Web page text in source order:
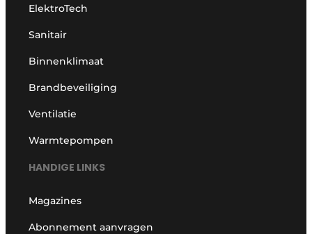
ElektroTech
Sanitair
Binnenklimaat
Brandbeveiliging
Ventilatie
Warmtepompen
HANDIGE LINKS
Magazines
Abonnement aanvragen